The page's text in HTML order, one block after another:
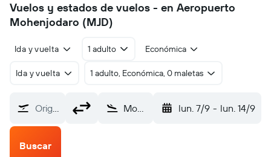
Vuelos y estados de vuelos - en Aeropuerto
Mohenjodaro (MJD)
Ida y vuelta 1 adulto Económica
Ida y vuelta 1 adulto, Económica, 0 maletas
Origen Mohenjodaro (MJD) lun. 7/9 - lun. 14/9
Buscar